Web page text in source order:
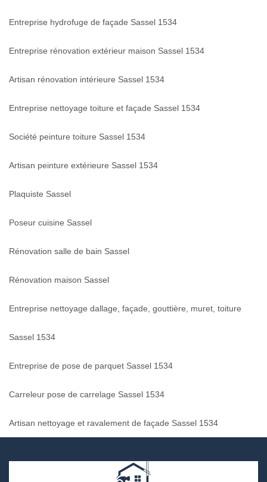
Entreprise hydrofuge de façade Sassel 1534
Entreprise rénovation extérieur maison Sassel 1534
Artisan rénovation intérieure Sassel 1534
Entreprise nettoyage toiture et façade Sassel 1534
Société peinture toiture Sassel 1534
Artisan peinture extérieure Sassel 1534
Plaquiste Sassel
Poseur cuisine Sassel
Rénovation salle de bain Sassel
Rénovation maison Sassel
Entreprise nettoyage dallage, façade, gouttière, muret, toiture
Sassel 1534
Entreprise de pose de parquet Sassel 1534
Carreleur pose de carrelage Sassel 1534
Artisan nettoyage et ravalement de façade Sassel 1534